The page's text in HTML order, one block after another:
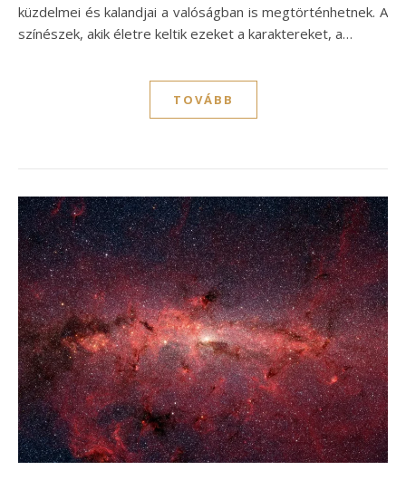
küzdelmei és kalandjai a valóságban is megtörténhetnek. A
színészek, akik életre keltik ezeket a karaktereket, a…
TOVÁBB